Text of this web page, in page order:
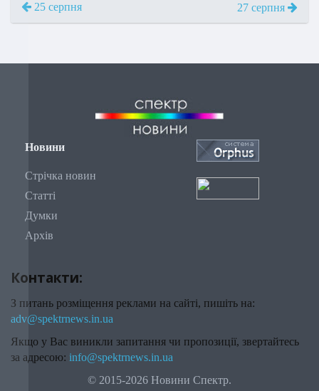
25 серпня 27 серпня
Новини
Стрічка новин
Статті
Думки
Архів
Контакти:
З питань розміщення реклами на сайті, пишіть на:
adv@spektrnews.in.ua
Якщо у Вас виникли запитання чи пропозиції, звертайтесь
за адресою: info@spektrnews.in.ua
© 2015-2026 Новини Спектр.